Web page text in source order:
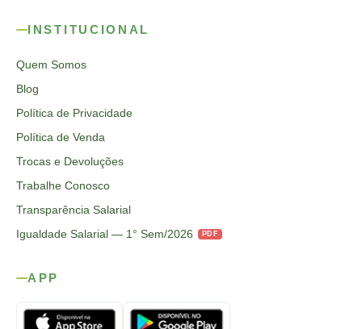
INSTITUCIONAL
Quem Somos
Blog
Política de Privacidade
Política de Venda
Trocas e Devoluções
Trabalhe Conosco
Transparência Salarial
Igualdade Salarial — 1° Sem/2026
PDF
APP